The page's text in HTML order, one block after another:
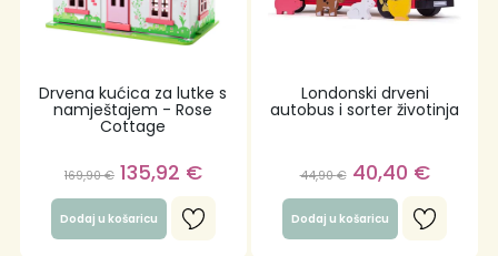
Drvena kućica za lutke s
namještajem - Rose
Cottage
169,90€ 135,92 €
Dodaj u košaricu
Londonski drveni
autobus i sorter životinja
44,90€ 40,40 €
Dodaj u košaricu